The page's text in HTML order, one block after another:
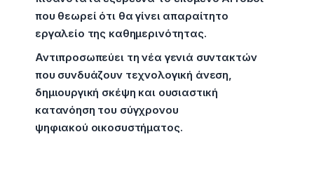
που θεωρεί ότι θα γίνει απαραίτητο
εργαλείο της καθημερινότητας.
Αντιπροσωπεύει τη νέα γενιά συντακτών
που συνδυάζουν τεχνολογική άνεση,
δημιουργική σκέψη και ουσιαστική
κατανόηση του σύγχρονου
ψηφιακού οικοσυστήματος.